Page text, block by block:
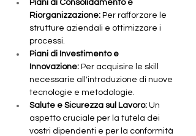
Piani di Consolidamento e
Riorganizzazione: Per rafforzare le
strutture aziendali e ottimizzare i
processi.
Piani di Investimento e
Innovazione: Per acquisire le skill
necessarie all'introduzione di nuove
tecnologie e metodologie.
Salute e Sicurezza sul Lavoro: Un
aspetto cruciale per la tutela dei
vostri dipendenti e per la conformità